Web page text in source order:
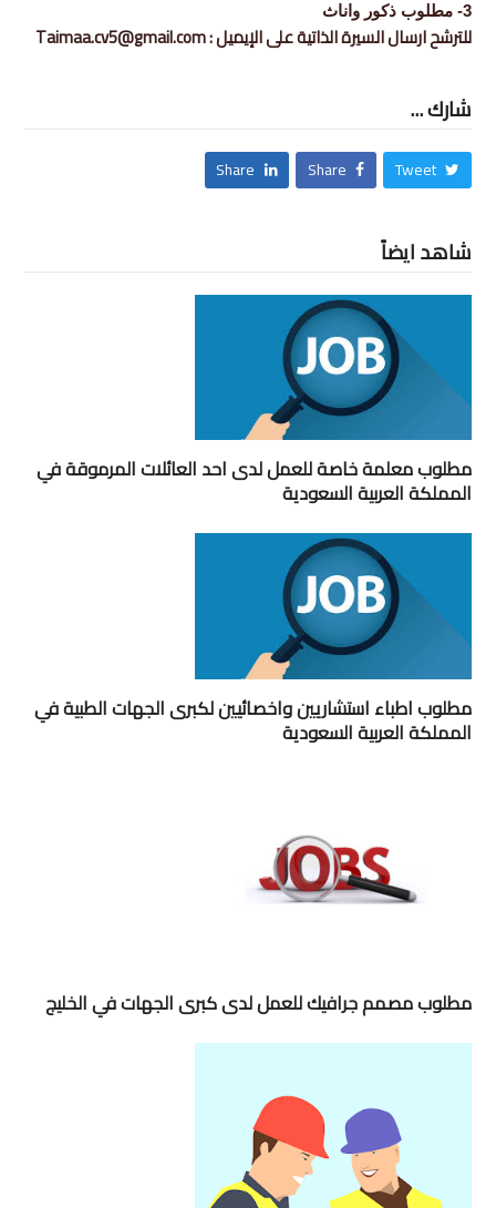
3- مطلوب ذكور واناث
للترشح ارسال السيرة الذاتية على الإيميل : Taimaa.cv5@gmail.com
شارك ...
Tweet
Share
Share
شاهد ايضاً
مطلوب معلمة خاصة للعمل لدى احد العائلات المرموقة في
المملكة العربية السعودية
مطلوب اطباء استشاريين واخصائيين لكبرى الجهات الطبية في
المملكة العربية السعودية
مطلوب مصمم جرافيك للعمل لدى كبرى الجهات في الخليج